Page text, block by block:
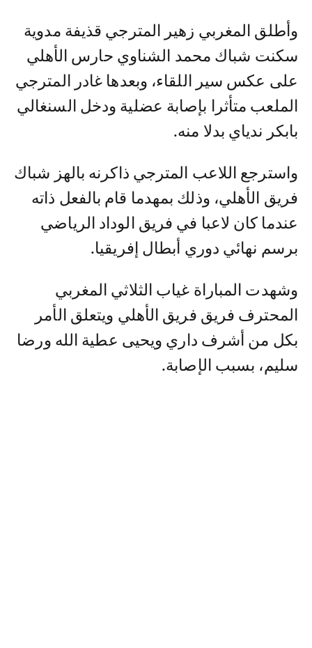
وأطلق المغربي زهير المترجي قذيفة مدوية
سكنت شباك محمد الشناوي حارس الأهلي
على عكس سير اللقاء، وبعدها غادر المترجي
الملعب متأثرا بإصابة عضلية ودخل السنغالي
بابكر ندياي بدلا منه.
واسترجع اللاعب المترجي ذاكرنه بالهز شباك
فريق الأهلي، وذلك بمهدما قام بالفعل ذاته
عندما كان لاعبا في فريق الوداد الرياضي
برسم نهائي دوري أبطال إفريقيا.
وشهدت المباراة غياب الثلاثي المغربي
المحترف فريق فريق الأهلي ويتعلق الأمر
بكل من أشرف داري ويحيى عطية الله ورضا
سليم، بسبب الإصابة.